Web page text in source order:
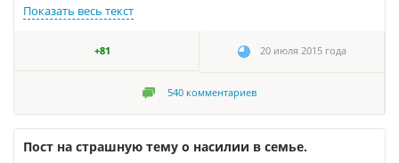
Показать весь текст
+81 20 июля 2015 года
540 комментариев
Пост на страшную тему о насилии в семье.